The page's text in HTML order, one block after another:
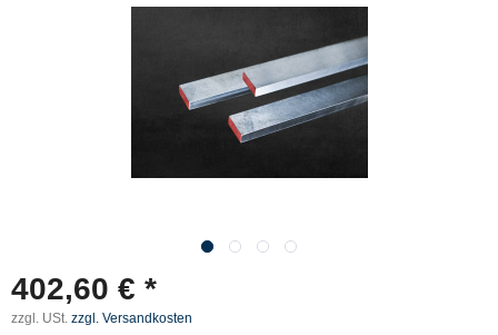
402,60 € *
zzgl. USt. zzgl. Versandkosten